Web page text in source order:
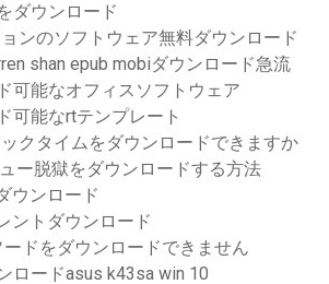
ダウンロード
ンのソフトウェア無料ダウンロード
shan epub mobiダウンロード急流
可能なオフィスソフトウェア
可能なrtテンプレート
クタイムをダウンロードできますか
ー脱獄をダウンロードする方法
ウンロード
ントダウンロード
ドをダウンロードできません
ロードasus k43sa win 10